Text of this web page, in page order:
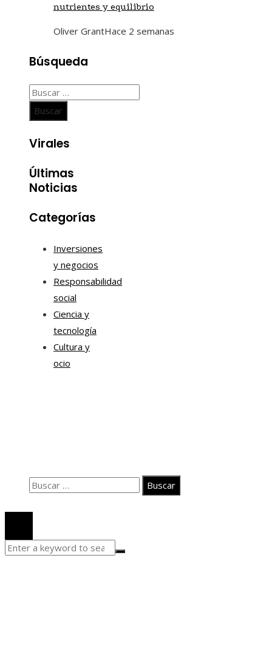
nutrientes y equilibrio
Oliver GrantHace 2 semanas
Búsqueda
Buscar:
Virales
Últimas
Noticias
Categorías
Inversiones
y negocios
Responsabilidad
social
Ciencia y
tecnología
Cultura y
ocio
Buscar: